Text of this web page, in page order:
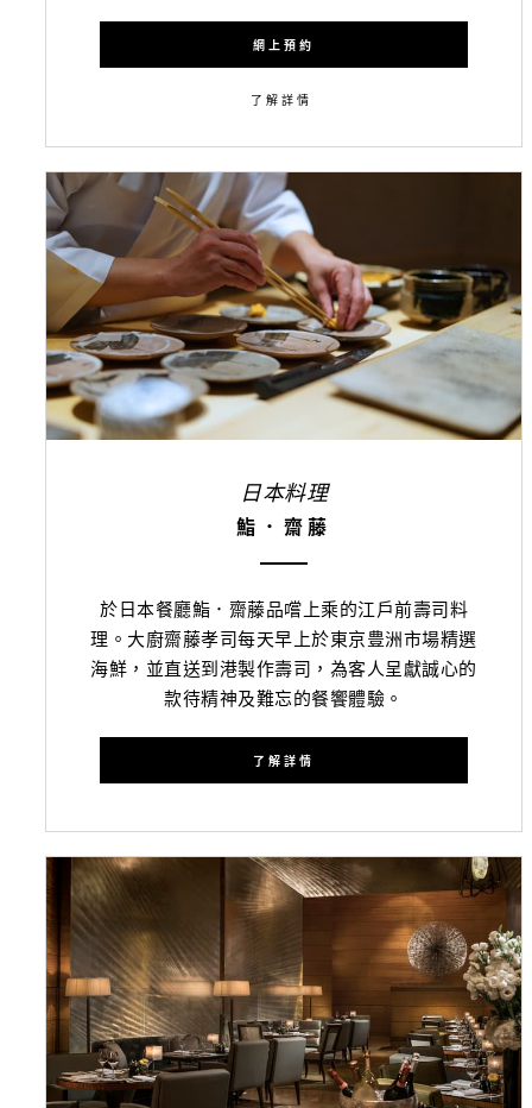
網上預約
了解詳情
日本料理
鮨．齋藤
於日本餐廳鮨．齋藤品嚐上乘的江戶前壽司料
理。大廚齋藤孝司每天早上於東京豊洲市場精選
海鮮，並直送到港製作壽司，為客人呈獻誠心的
款待精神及難忘的餐饗體驗。
了解詳情